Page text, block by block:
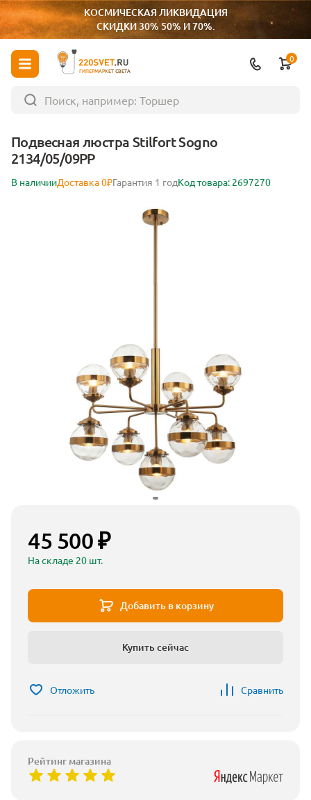
КОСМИЧЕСКАЯ ЛИКВИДАЦИЯ
СКИДКИ 30% 50% И 70%.
ГИПЕРМАРКЕТ СВЕТА
0
Подвесная люстра Stilfort Sogno
2134/05/09PP
В наличииДоставка 0₽Гарантия 1 годКод товара: 2697270
45 500 ₽
На складе 20 шт.
Добавить в корзину
Купить сейчас
Отложить Сравнить
Рейтинг магазина